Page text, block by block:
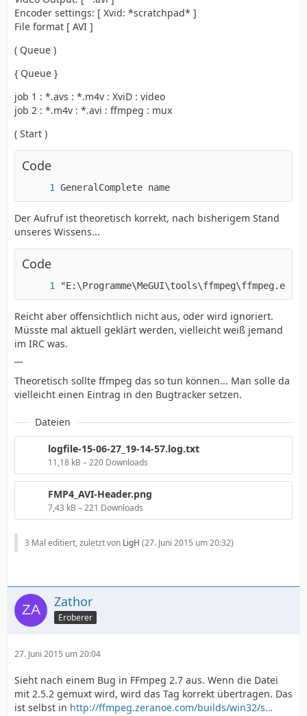
Encoder settings: [ Xvid: *scratchpad* ]
File format [ AVI ]
( Queue )
{ Queue }
job 1 : *.avs : *.m4v : XviD : video
job 2 : *.m4v : *.avi : ffmpeg : mux
( Start )
Code
GeneralComplete name
Der Aufruf ist theoretisch korrekt, nach bisherigem Stand
unseres Wissens...
Code
Reicht aber offensichtlich nicht aus, oder wird ignoriert.
Müsste mal aktuell geklärt werden, vielleicht weiß jemand
im IRC was.
Theoretisch sollte ffmpeg das so tun können... Man solle da
vielleicht einen Eintrag in den Bugtracker setzen.
Dateien
logfile-15-06-27_19-14-57.log.txt
11,18 kB – 220 Downloads
FMP4_AVI-Header.png
7,43 kB – 221 Downloads
3 Mal editiert, zuletzt von LigH (27. Juni 2015 um 20:32)
Zathor
Eroberer
27. Juni 2015 um 20:04
Sieht nach einem Bug in FFmpeg 2.7 aus. Wenn die Datei
mit 2.5.2 gemuxt wird, wird das Tag korrekt übertragen. Das
ist selbst in http://ffmpeg.zeranoe.com/builds/win32/s…